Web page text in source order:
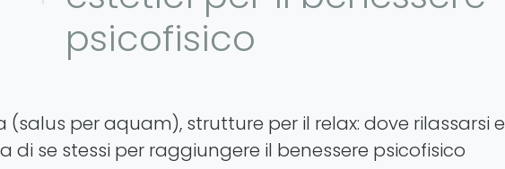
psicofisico
(salus per aquam), strutture per il relax: dove rilassarsi e
di se stessi per raggiungere il benessere psicofisico